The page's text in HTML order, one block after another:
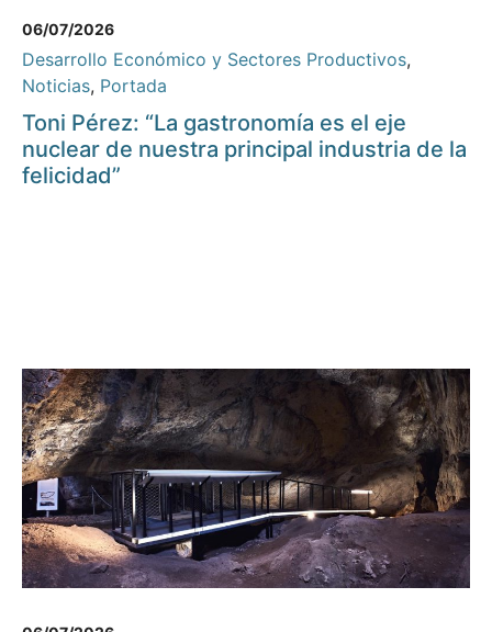
06/07/2026
Desarrollo Económico y Sectores Productivos,
Noticias, Portada
Toni Pérez: “La gastronomía es el eje
nuclear de nuestra principal industria de la
felicidad”